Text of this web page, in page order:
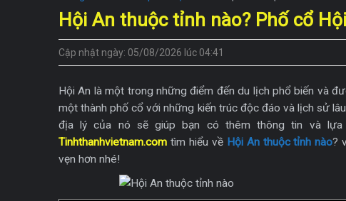
Hội An thuộc tỉnh nào? Phố cổ
Cập nhật ngày: 05/08/2026 lúc 04:41
Hội An là một trong những điểm đến du lịch phổ biến và
một thành phố cổ với những kiến trúc độc đáo và lịch sử
địa lý của nó sẽ giúp bạn có thêm thông tin và lựa
Tinhthanhvietnam.com tìm hiểu về Hội An thuộc tỉnh nào?
vẹn hơn nhé!